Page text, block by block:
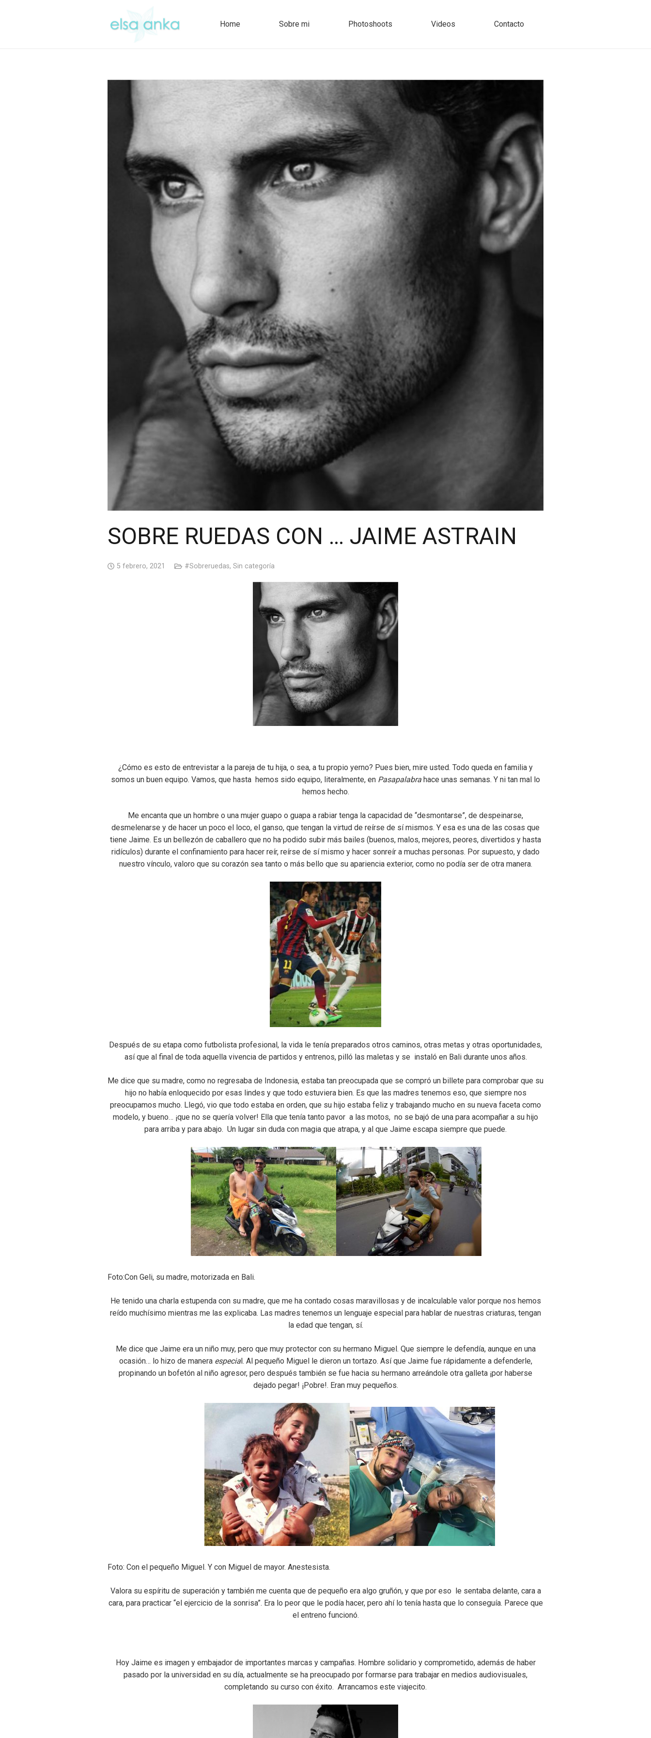
Home Sobre mi Photoshoots Videos Contacto
SOBRE RUEDAS CON … JAIME ASTRAIN
5 febrero, 2021 #Sobreruedas, Sin categoría
¿Cómo es esto de entrevistar a la pareja de tu hija, o sea, a tu propio yerno? Pues bien, mire usted. Todo queda en familia y
somos un buen equipo. Vamos, que hasta hemos sido equipo, literalmente, en Pasapalabra hace unas semanas. Y ni tan mal lo
hemos hecho.
Me encanta que un hombre o una mujer guapo o guapa a rabiar tenga la capacidad de “desmontarse”, de despeinarse,
desmelenarse y de hacer un poco el loco, el ganso, que tengan la virtud de reírse de sí mismos. Y esa es una de las cosas que
tiene Jaime. Es un bellezón de caballero que no ha podido subir más bailes (buenos, malos, mejores, peores, divertidos y hasta
ridículos) durante el confinamiento para hacer reír, reírse de sí mismo y hacer sonreír a muchas personas. Por supuesto, y dado
nuestro vínculo, valoro que su corazón sea tanto o más bello que su apariencia exterior, como no podía ser de otra manera.
Después de su etapa como futbolista profesional, la vida le tenía preparados otros caminos, otras metas y otras oportunidades,
así que al final de toda aquella vivencia de partidos y entrenos, pilló las maletas y se instaló en Bali durante unos años.
Me dice que su madre, como no regresaba de Indonesia, estaba tan preocupada que se compró un billete para comprobar que su
hijo no había enloquecido por esas lindes y que todo estuviera bien. Es que las madres tenemos eso, que siempre nos
preocupamos mucho. Llegó, vio que todo estaba en orden, que su hijo estaba feliz y trabajando mucho en su nueva faceta como
modelo, y bueno… ¡que no se quería volver! Ella que tenía tanto pavor a las motos, no se bajó de una para acompañar a su hijo
para arriba y para abajo. Un lugar sin duda con magia que atrapa, y al que Jaime escapa siempre que puede.
Foto:Con Geli, su madre, motorizada en Bali.
He tenido una charla estupenda con su madre, que me ha contado cosas maravillosas y de incalculable valor porque nos hemos
reído muchísimo mientras me las explicaba. Las madres tenemos un lenguaje especial para hablar de nuestras criaturas, tengan
la edad que tengan, sí.
Me dice que Jaime era un niño muy, pero que muy protector con su hermano Miguel. Que siempre le defendía, aunque en una
ocasión… lo hizo de manera especial. Al pequeño Miguel le dieron un tortazo. Así que Jaime fue rápidamente a defenderle,
propinando un bofetón al niño agresor, pero después también se fue hacia su hermano arreándole otra galleta ¡por haberse
dejado pegar! ¡Pobre!. Eran muy pequeños.
Foto: Con el pequeño Miguel. Y con Miguel de mayor. Anestesista.
Valora su espíritu de superación y también me cuenta que de pequeño era algo gruñón, y que por eso le sentaba delante, cara a
cara, para practicar “el ejercicio de la sonrisa”. Era lo peor que le podía hacer, pero ahí lo tenía hasta que lo conseguía. Parece que
el entreno funcionó.
Hoy Jaime es imagen y embajador de importantes marcas y campañas. Hombre solidario y comprometido, además de haber
pasado por la universidad en su día, actualmente se ha preocupado por formarse para trabajar en medios audiovisuales,
completando su curso con éxito. Arrancamos este viajecito.